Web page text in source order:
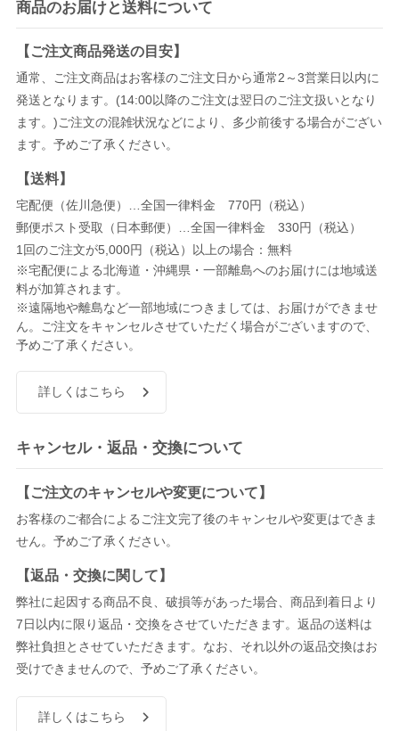
商品のお届けと送料について
【ご注文商品発送の目安】
通常、ご注文商品はお客様のご注文日から通常2～3営業日以内に
発送となります。(14:00以降のご注文は翌日のご注文扱いとなり
ます。)ご注文の混雑状況などにより、多少前後する場合がござい
ます。予めご了承ください。
【送料】
宅配便（佐川急便）…全国一律料金 770円（税込）
郵便ポスト受取（日本郵便）…全国一律料金 330円（税込）
1回のご注文が5,000円（税込）以上の場合：無料
※宅配便による北海道・沖縄県・一部離島へのお届けには地域送
料が加算されます。
※遠隔地や離島など一部地域につきましては、お届けができませ
ん。ご注文をキャンセルさせていただく場合がございますので、
予めご了承ください。
詳しくはこちら
キャンセル・返品・交換について
【ご注文のキャンセルや変更について】
お客様のご都合によるご注文完了後のキャンセルや変更はできま
せん。予めご了承ください。
【返品・交換に関して】
弊社に起因する商品不良、破損等があった場合、商品到着日より
7日以内に限り返品・交換をさせていただきます。返品の送料は
弊社負担とさせていただきます。なお、それ以外の返品交換はお
受けできませんので、予めご了承ください。
詳しくはこちら